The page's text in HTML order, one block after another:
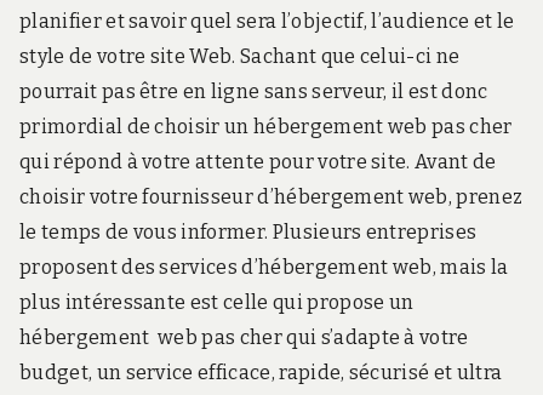
planifier et savoir quel sera l’objectif, l’audience et le
style de votre site Web. Sachant que celui-ci ne
pourrait pas être en ligne sans serveur, il est donc
primordial de choisir un hébergement web pas cher
qui répond à votre attente pour votre site. Avant de
choisir votre fournisseur d’hébergement web, prenez
le temps de vous informer. Plusieurs entreprises
proposent des services d’hébergement web, mais la
plus intéressante est celle qui propose un
hébergement web pas cher qui s’adapte à votre
budget, un service efficace, rapide, sécurisé et ultra